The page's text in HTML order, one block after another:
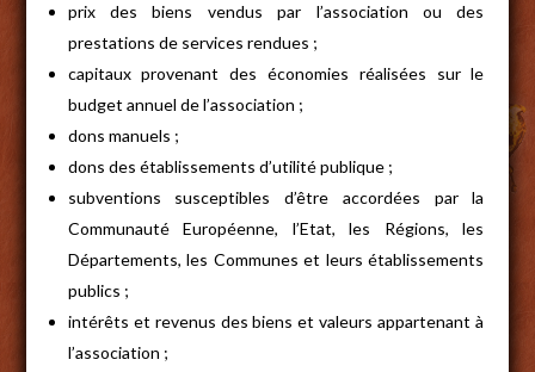
prix des biens vendus par l’association ou des
prestations de services rendues ;
capitaux provenant des économies réalisées sur le
budget annuel de l’association ;
dons manuels ;
dons des établissements d’utilité publique ;
subventions susceptibles d’être accordées par la
Communauté Européenne, l’Etat, les Régions, les
Départements, les Communes et leurs établissements
publics ;
intérêts et revenus des biens et valeurs appartenant à
l’association ;